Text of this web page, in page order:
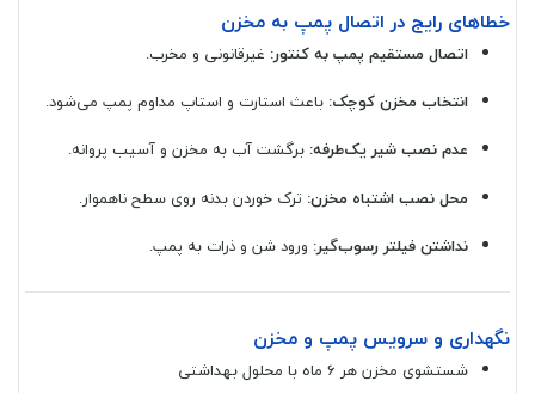
خطاهای رایج در اتصال پمپ به مخزن
اتصال مستقیم پمپ به کنتور: غیرقانونی و مخرب.
انتخاب مخزن کوچک: باعث استارت و استاپ مداوم پمپ می‌شود.
عدم نصب شیر یک‌طرفه: برگشت آب به مخزن و آسیب پروانه.
محل نصب اشتباه مخزن: ترک خوردن بدنه روی سطح ناهموار.
نداشتن فیلتر رسوب‌گیر: ورود شن و ذرات به پمپ.
نگهداری و سرویس پمپ و مخزن
شستشوی مخزن هر ۶ ماه با محلول بهداشتی